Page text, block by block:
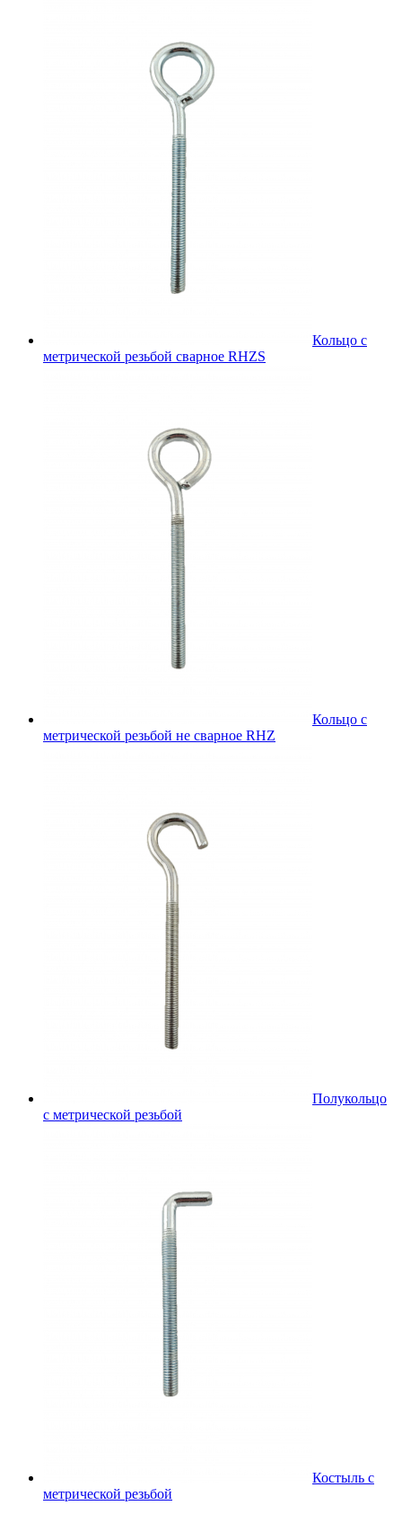
Кольцо с
метрической резьбой сварное RHZS
Кольцо с
метрической резьбой не сварное RHZ
Полукольцо
с метрической резьбой
Костыль с
метрической резьбой